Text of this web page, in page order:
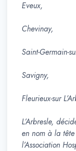
Eveux,
Chevinay,
Saint-Germain-
Savigny,
Fleurieux-sur
L’Arbresle,
en nom à la
l’Association